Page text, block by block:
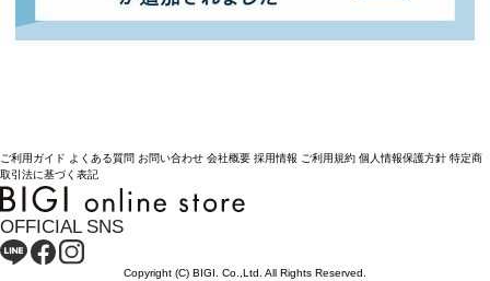
ご利用ガイド よくある質問 お問い合わせ 会社概要 採用情報 ご利用規約 個人情報保護方針 特定商
取引法に基づく表記
OFFICIAL SNS
Copyright (C) BIGI. Co.,Ltd. All Rights Reserved.